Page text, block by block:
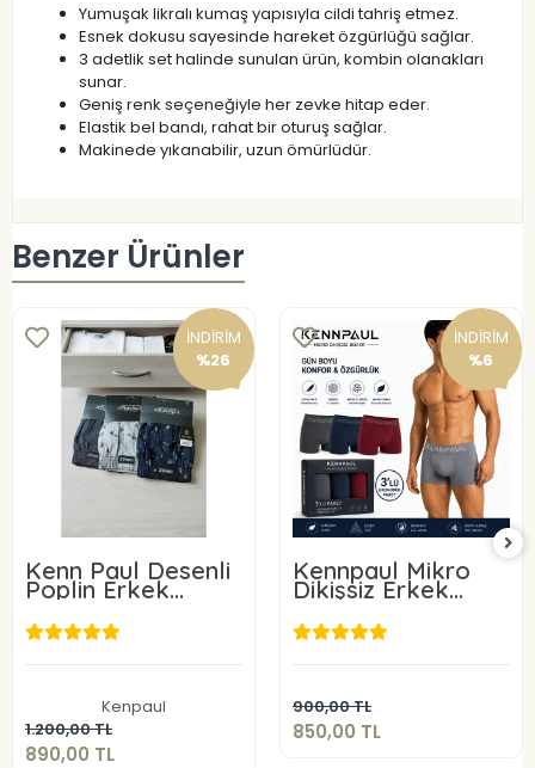
Yumuşak likralı kumaş yapısıyla cildi tahriş etmez.
Esnek dokusu sayesinde hareket özgürlüğü sağlar.
3 adetlik set halinde sunulan ürün, kombin olanakları
sunar.
Geniş renk seçeneğiyle her zevke hitap eder.
Elastik bel bandı, rahat bir oturuş sağlar.
Makinede yıkanabilir, uzun ömürlüdür.
Benzer Ürünler
İNDİRİM
%26
Kenn Paul Desenli
Poplin Erkek
Boxer 6 Adet
Kenpaul
1.200,00 TL
890,00 TL
Sepete Ekle
İNDİRİM
%6
Kennpaul Mikro
Dikişsiz Erkek
Boxer 3 Lü Paket
900,00 TL
850,00 TL
850,00 TL